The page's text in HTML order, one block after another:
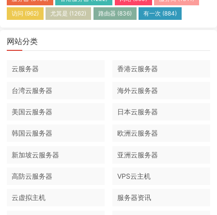
访问 (962) 尤其是 (1262) 路由器 (836) 有一次 (884)
网站分类
云服务器 香港云服务器
台湾云服务器 海外云服务器
美国云服务器 日本云服务器
韩国云服务器 欧洲云服务器
新加坡云服务器 亚洲云服务器
高防云服务器 VPS云主机
云虚拟主机 服务器资讯